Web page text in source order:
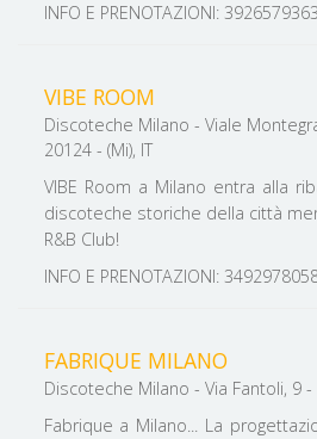
INFO E PRENOTAZIONI: 3926579363
VIBE ROOM
Discoteche Milano - Viale
20124 - (Mi), IT
VIBE Room a Milano entra alla
discoteche storiche della città
R&B Club!
INFO E PRENOTAZIONI:
FABRIQUE MILANO
Discoteche Milano - Via Fantoli, 9 -
Fabrique a Milano... La